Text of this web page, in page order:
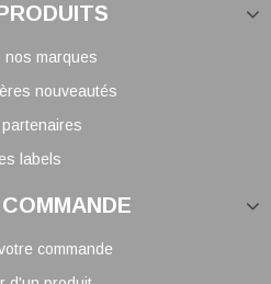
nos marques
nouveautés
labels
commande